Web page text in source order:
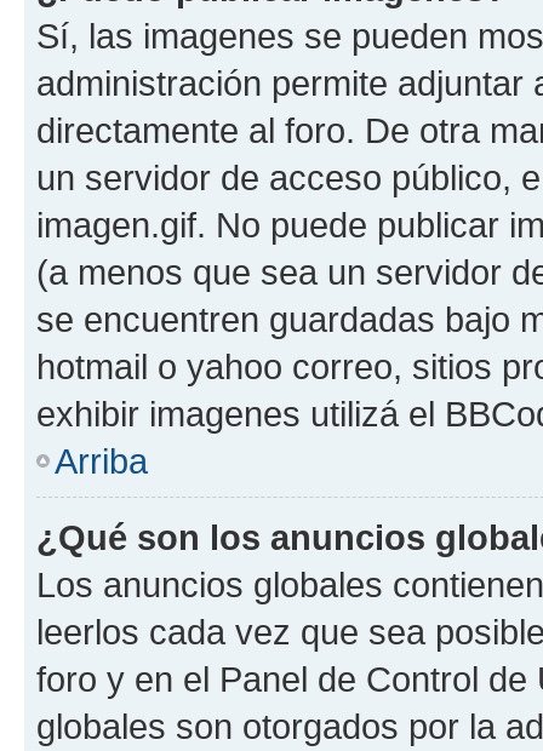
Sí, las imagenes se pueden
administración permite
directamente al foro. De otra
un servidor de acceso público,
imagen.gif. No puede publicar
(a menos que sea un servidor
se encuentren guardadas bajo
hotmail o yahoo correo, sitios
exhibir imagenes utilizá el
Arriba
¿Qué son los anuncios
Los anuncios globales
leerlos cada vez que sea
foro y en el Panel de Control
globales son otorgados por la